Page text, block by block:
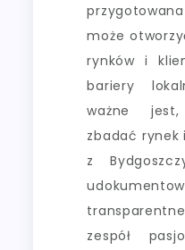
może
rynków i
bariery
ważne
zbadać rynek
z
zespół